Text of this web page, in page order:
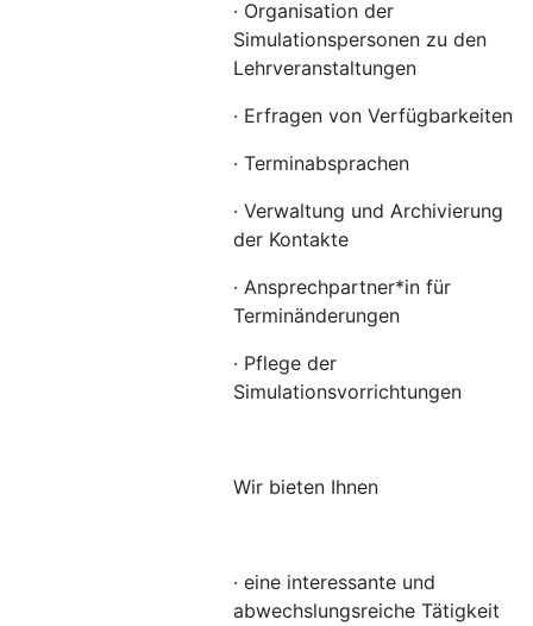
· Organisation der
Simulationspersonen zu den
Lehrveranstaltungen
· Erfragen von Verfügbarkeiten
· Terminabsprachen
· Verwaltung und Archivierung
der Kontakte
· Ansprechpartner*in für
Terminänderungen
· Pflege der
Simulationsvorrichtungen
Wir bieten Ihnen
· eine interessante und
abwechslungsreiche Tätigkeit